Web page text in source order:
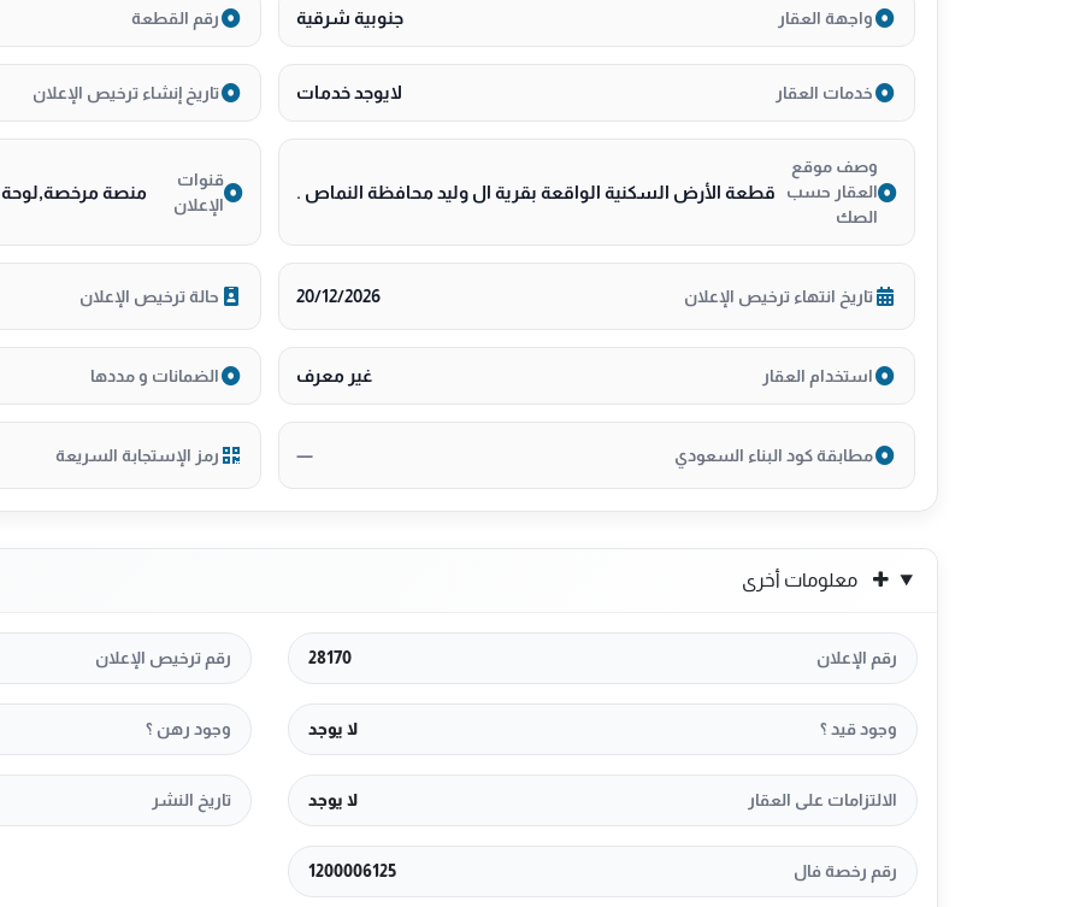
واجهة العقار جنوبية شرقية رقم القطعة
خدمات العقار لايوجد خدمات تاريخ إنشاء ترخيص الإعلان
وصف موقع
العقار حسب
الصك
قطعة الأرض السكنية الواقعة بقرية ال وليد محافظة النماص .
قنوات
الإعلان
منصة مرخصة,لوحة
تاريخ انتهاء ترخيص الإعلان 20/12/2026 حالة ترخيص الإعلان
استخدام العقار غير معرف الضمانات و مددها
مطابقة كود البناء السعودي — رمز الإستجابة السريعة
معلومات أخرى
رقم الإعلان 28170 رقم ترخيص الإعلان
وجود قيد ؟ لا يوجد وجود رهن ؟
الالتزامات على العقار لا يوجد تاريخ النشر
رقم رخصة فال 1200006125